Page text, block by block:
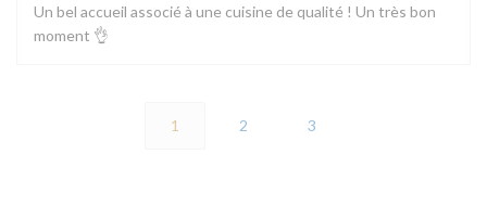
Un bel accueil associé à une cuisine de qualité ! Un très bon
moment 👌
1 2 3